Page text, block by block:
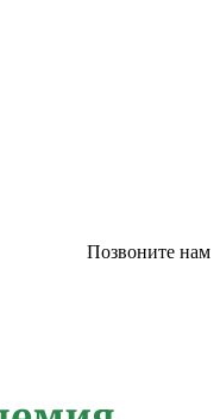
Позвоните нам